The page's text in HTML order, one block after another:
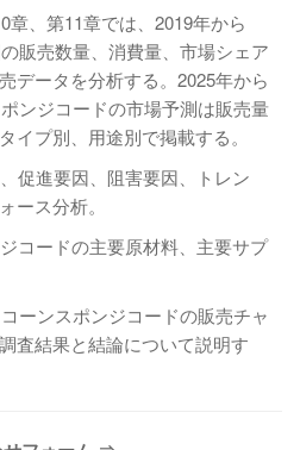
、第11章では、2019年から
販売数量、消費量、市場シェア
データを分析する。2025年から
ンジコードの市場予測は販売量
イプ別、用途別で掲載する。
促進要因、阻害要因、トレン
ース分析。
コードの主要原材料、主要サプ
ーンスポンジコードの販売チャ
査結果と結論について説明す